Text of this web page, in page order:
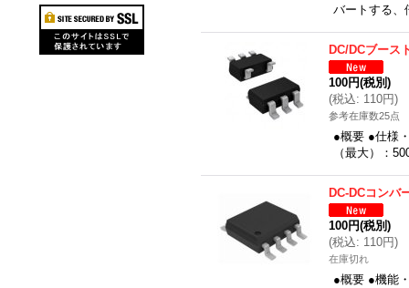
バートする、
DC/DCブース
100円(税別)
(税込: 110円)
参考在庫数25点
●概要 ●仕様
（最大）：
DC-DCコンバ
100円(税別)
(税込: 110円)
在庫切れ
●概要 ●機能